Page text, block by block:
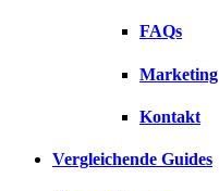
FAQs
Marketing
Kontakt
Vergleichende Guides